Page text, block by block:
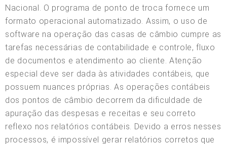
Nacional. O programa de ponto de troca fornece um
formato operacional automatizado. Assim, o uso de
software na operação das casas de câmbio cumpre as
tarefas necessárias de contabilidade e controle, fluxo
de documentos e atendimento ao cliente. Atenção
especial deve ser dada às atividades contábeis, que
possuem nuances próprias. As operações contábeis
dos pontos de câmbio decorrem da dificuldade de
apuração das despesas e receitas e seu correto
reflexo nos relatórios contábeis. Devido a erros nesses
processos, é impossível gerar relatórios corretos que